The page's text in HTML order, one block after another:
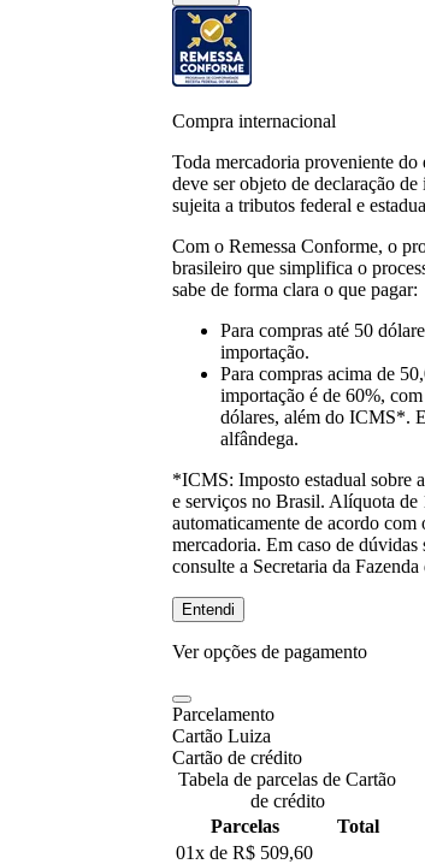
Compra internacional
Toda mercadoria proveniente
deve ser objeto de declaração de
sujeita a tributos federal e
Com o Remessa Conforme, o
brasileiro que simplifica o
sabe de forma clara o que pagar:
Para compras até 50
importação.
Para compras acima de
importação é de 60%,
dólares, além do ICMS*.
alfândega.
*ICMS: Imposto estadual sobre
e serviços no Brasil. Alíquota de
automaticamente de acordo com
mercadoria. Em caso de dúvidas
consulte a Secretaria da Fazenda
Entendi
Ver opções de pagamento
Parcelamento
Cartão Luiza
Cartão de crédito
Tabela de parcelas de Cartão
de crédito
Parcelas
Total
01x de R$ 509,60